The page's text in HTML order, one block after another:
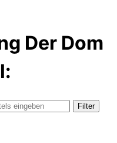
Der Dom
Filter